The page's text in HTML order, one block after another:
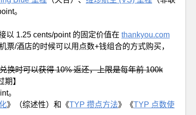
。
以 1.25 cents/point 的固定价值在 thankyou.com
票/酒店的时候可以用点数+钱组合的方式购买，
换时可以获得 10% 返还，上限是每年前 100k
期】
。
》（综述性）和《TYP 攒点方法》《TYP 点数使